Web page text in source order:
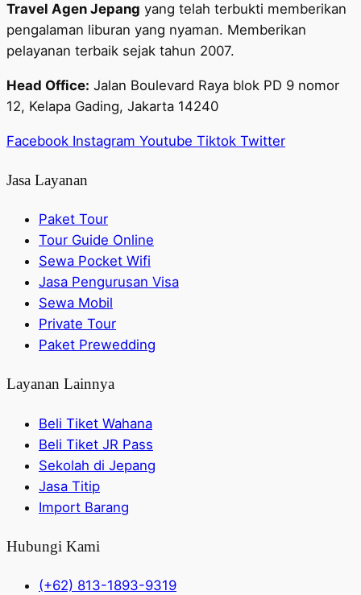
Travel Agen Jepang yang telah terbukti memberikan
pengalaman liburan yang nyaman. Memberikan
pelayanan terbaik sejak tahun 2007.
Head Office: Jalan Boulevard Raya blok PD 9 nomor
12, Kelapa Gading, Jakarta 14240
Facebook Instagram Youtube Tiktok Twitter
Jasa Layanan
Paket Tour
Tour Guide Online
Sewa Pocket Wifi
Jasa Pengurusan Visa
Sewa Mobil
Private Tour
Paket Prewedding
Layanan Lainnya
Beli Tiket Wahana
Beli Tiket JR Pass
Sekolah di Jepang
Jasa Titip
Import Barang
Hubungi Kami
(+62) 813-1893-9319